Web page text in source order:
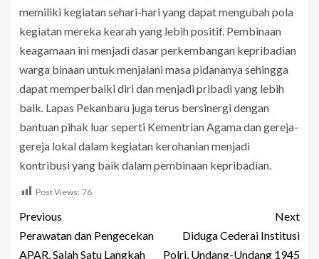
memiliki kegiatan sehari-hari yang dapat mengubah pola
kegiatan mereka kearah yang lebih positif. Pembinaan
keagamaan ini menjadi dasar perkembangan kepribadian
warga binaan untuk menjalani masa pidananya sehingga
dapat memperbaiki diri dan menjadi pribadi yang lebih
baik. Lapas Pekanbaru juga terus bersinergi dengan
bantuan pihak luar seperti Kementrian Agama dan gereja-
gereja lokal dalam kegiatan kerohanian menjadi
kontribusi yang baik dalam pembinaan kepribadian.
Post Views: 76
Previous
Perawatan dan Pengecekan
APAR, Salah Satu Langkah
Next
Diduga Cederai Institusi
Polri, Undang-Undang 1945